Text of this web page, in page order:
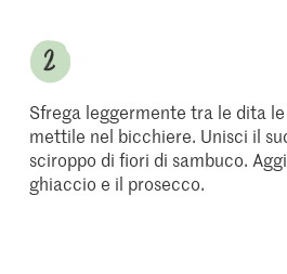
Sfrega leggermente tra le dita
mettile nel bicchiere. Unisci il
sciroppo di fiori di sambuco.
ghiaccio e il prosecco.